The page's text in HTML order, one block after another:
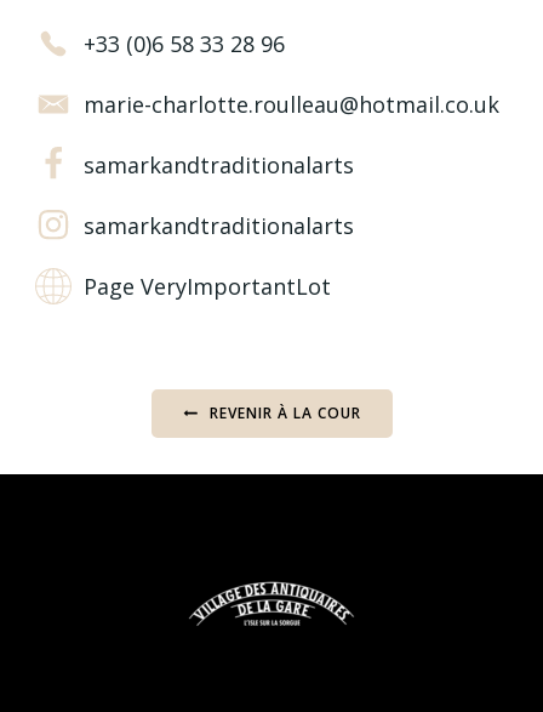
+33 (0)6 58 33 28 96
marie-charlotte.roulleau@hotmail.co.uk
samarkandtraditionalarts
samarkandtraditionalarts
Page VeryImportantLot
REVENIR À LA COUR